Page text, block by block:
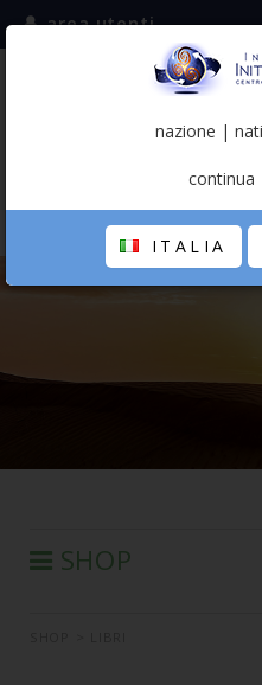
(italiano)
area utenti
LA SCUOLA
SHOP
nazione |
continua
ITALIA